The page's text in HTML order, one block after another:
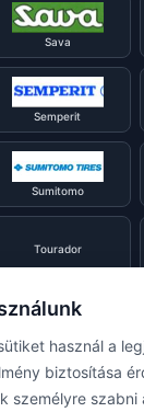
Sava
Semperit
Sumitomo
Tourador
Triangle
Viking
használ a
biztosítása
személyre szabni